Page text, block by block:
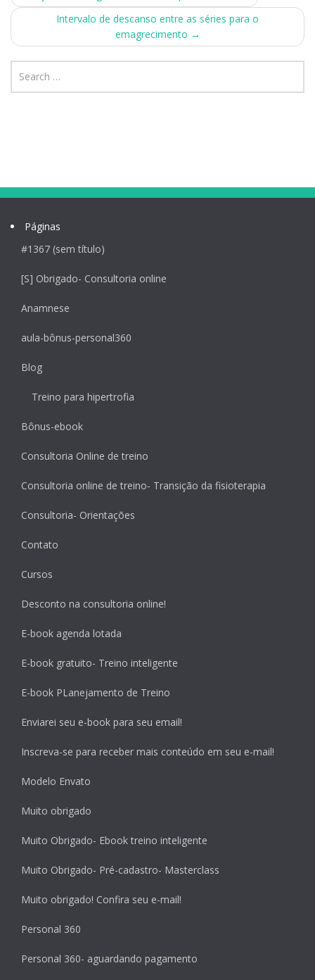
navigation
Intervalo de descanso entre as séries para o
emagrecimento →
Páginas
#1367 (sem título)
[S] Obrigado- Consultoria online
Anamnese
aula-bônus-personal360
Blog
Treino para hipertrofia
Bônus-ebook
Consultoria Online de treino
Consultoria online de treino- Transição da fisioterapia
Consultoria- Orientações
Contato
Cursos
Desconto na consultoria online!
E-book agenda lotada
E-book gratuito- Treino inteligente
E-book PLanejamento de Treino
Enviarei seu e-book para seu email!
Inscreva-se para receber mais conteúdo em seu e-mail!
Modelo Envato
Muito obrigado
Muito Obrigado- Ebook treino inteligente
Muito Obrigado- Pré-cadastro- Masterclass
Muito obrigado! Confira seu e-mail!
Personal 360
Personal 360- aguardando pagamento